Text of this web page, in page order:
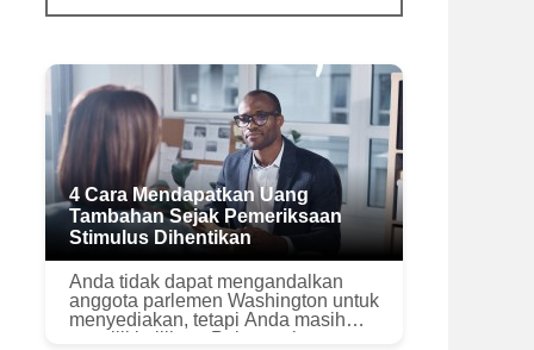
4 Cara Mendapatkan Uang
Tambahan Sejak Pemeriksaan
Stimulus Dihentikan
Anda tidak dapat mengandalkan
anggota parlemen Washington untuk
menyediakan, tetapi Anda masih
memiliki pilihan. Poin penting